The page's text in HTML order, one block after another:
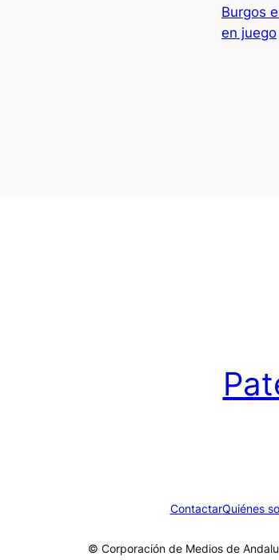
Burgos
en juego
ContactarQuiénes
© Corporación de Medios de